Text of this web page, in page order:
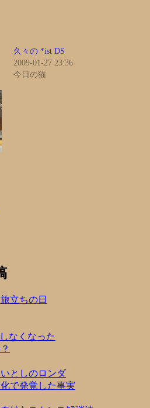
久々の *ist DS
2009-01-27 23:36
今日の猫
立ちの日
なくなった
としのロンダ
で発覚した事実